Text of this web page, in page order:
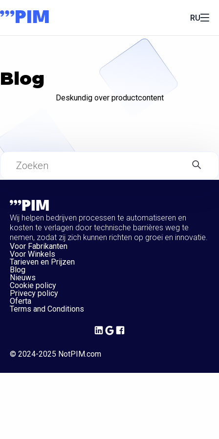
RU
Blog
Deskundig over productcontent
Wij helpen bedrijven processen te automatiseren en
kosten te verlagen door technische barrières weg te
nemen, zodat zij zich kunnen richten op groei en innovatie.
Voor Fabrikanten
Voor Winkels
Tarieven en Prijzen
Blog
Nieuws
Cookie policy
Privecy policy
Oferta
Terms and Conditions
© 2024-2025 NotPIM.com